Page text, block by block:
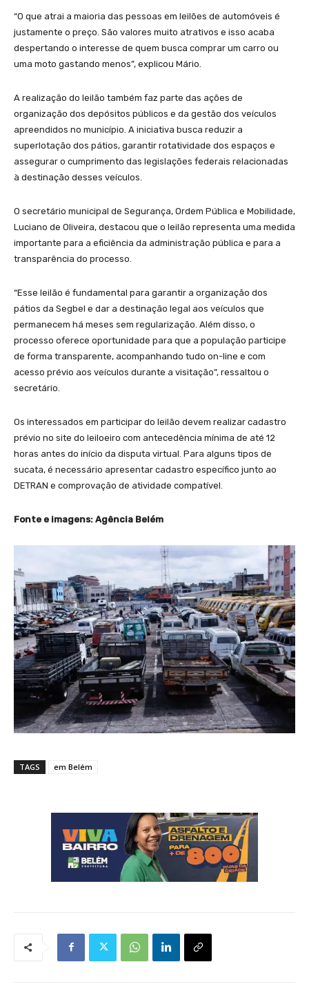
“O que atrai a maioria das pessoas em leilões de automóveis é
justamente o preço. São valores muito atrativos e isso acaba
despertando o interesse de quem busca comprar um carro ou
uma moto gastando menos”, explicou Mário.
A realização do leilão também faz parte das ações de
organização dos depósitos públicos e da gestão dos veículos
apreendidos no município. A iniciativa busca reduzir a
superlotação dos pátios, garantir rotatividade dos espaços e
assegurar o cumprimento das legislações federais relacionadas
à destinação desses veículos.
O secretário municipal de Segurança, Ordem Pública e Mobilidade,
Luciano de Oliveira, destacou que o leilão representa uma medida
importante para a eficiência da administração pública e para a
transparência do processo.
“Esse leilão é fundamental para garantir a organização dos
pátios da Segbel e dar a destinação legal aos veículos que
permanecem há meses sem regularização. Além disso, o
processo oferece oportunidade para que a população participe
de forma transparente, acompanhando tudo on-line e com
acesso prévio aos veículos durante a visitação”, ressaltou o
secretário.
Os interessados em participar do leilão devem realizar cadastro
prévio no site do leiloeiro com antecedência mínima de até 12
horas antes do início da disputa virtual. Para alguns tipos de
sucata, é necessário apresentar cadastro específico junto ao
DETRAN e comprovação de atividade compatível.
Fonte e imagens: Agência Belém
TAGS em Belém